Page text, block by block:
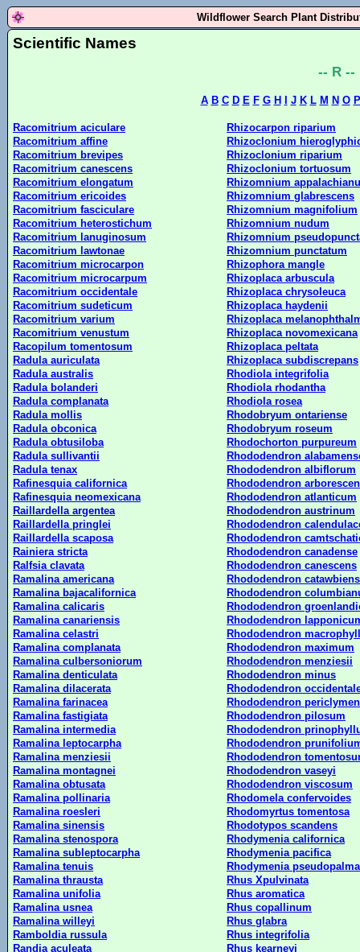
Wildflower Search Plant
Scientific Names
-- R --
A B C D E F G H J K L M N O P
Racomitrium aciculare
Rhizocarpon riparium
Racomitrium affine
Rhizoclonium
Racomitrium brevipes
Rhizoclonium riparium
Racomitrium canescens
Rhizoclonium tortuosum
Racomitrium elongatum
Rhizomnium
Racomitrium ericoides
Rhizomnium glabrescens
Racomitrium fasciculare
Rhizomnium magnifolium
Racomitrium heterostichum
Rhizomnium nudum
Racomitrium lanuginosum
Rhizomnium
Racomitrium lawtonae
Rhizomnium punctatum
Racomitrium microcarpon
Rhizophora mangle
Racomitrium microcarpum
Rhizoplaca arbuscula
Racomitrium occidentale
Rhizoplaca chrysoleuca
Racomitrium sudeticum
Rhizoplaca haydenii
Racomitrium varium
Rhizoplaca
Racomitrium venustum
Rhizoplaca novomexicana
Racopilum tomentosum
Rhizoplaca peltata
Radula auriculata
Rhizoplaca subdiscrepans
Radula australis
Rhodiola integrifolia
Radula bolanderi
Rhodiola rhodantha
Radula complanata
Rhodiola rosea
Radula mollis
Rhodobryum ontariense
Radula obconica
Rhodobryum roseum
Radula obtusiloba
Rhodochorton purpureum
Radula sullivantii
Rhododendron
Radula tenax
Rhododendron albiflorum
Rafinesquia californica
Rhododendron
Rafinesquia neomexicana
Rhododendron atlanticum
Raillardella argentea
Rhododendron austrinum
Raillardella pringlei
Rhododendron
Raillardella scaposa
Rhododendron
Rainiera stricta
Rhododendron canadense
Ralfsia clavata
Rhododendron canescens
Ramalina americana
Rhododendron
Ramalina bajacalifornica
Rhododendron
Ramalina calicaris
Rhododendron
Ramalina canariensis
Rhododendron
Ramalina celastri
Rhododendron
Ramalina complanata
Rhododendron maximum
Ramalina culbersoniorum
Rhododendron menziesii
Ramalina denticulata
Rhododendron minus
Ramalina dilacerata
Rhododendron
Ramalina farinacea
Rhododendron
Ramalina fastigiata
Rhododendron pilosum
Ramalina intermedia
Rhododendron
Ramalina leptocarpha
Rhododendron
Ramalina menziesii
Rhododendron
Ramalina montagnei
Rhododendron vaseyi
Ramalina obtusata
Rhododendron viscosum
Ramalina pollinaria
Rhodomela confervoides
Ramalina roesleri
Rhodomyrtus tomentosa
Ramalina sinensis
Rhodotypos scandens
Ramalina stenospora
Rhodymenia californica
Ramalina subleptocarpha
Rhodymenia pacifica
Ramalina tenuis
Rhodymenia
Ramalina thrausta
Rhus Xpulvinata
Ramalina unifolia
Rhus aromatica
Ramalina usnea
Rhus copallinum
Ramalina willeyi
Rhus glabra
Ramboldia russula
Rhus integrifolia
Randia aculeata
Rhus kearneyi